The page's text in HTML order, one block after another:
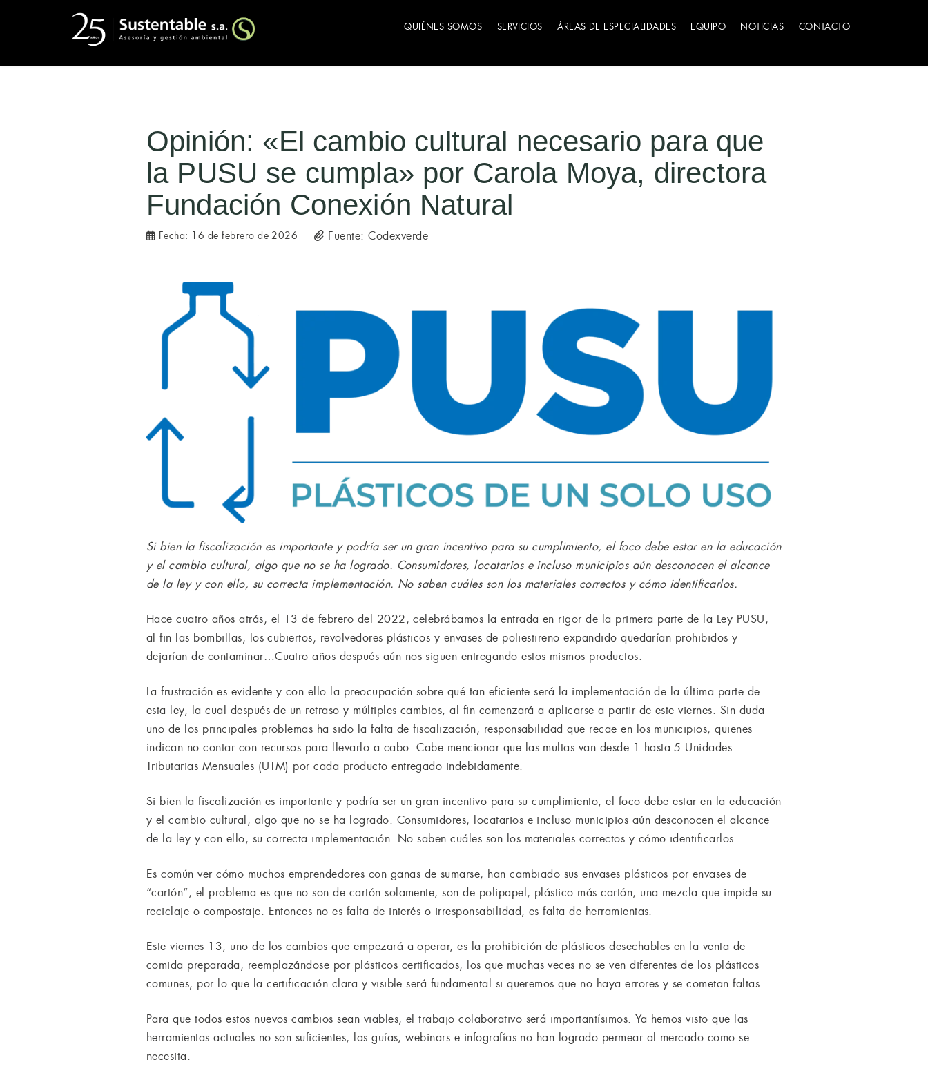
QUIÉNES SOMOS SERVICIOS ÁREAS DE ESPECIALIDADES EQUIPO NOTICIAS CONTACTO
Opinión: «El cambio cultural necesario para que
la PUSU se cumpla» por Carola Moya, directora
Fundación Conexión Natural
Fecha: 16 de febrero de 2026 Fuente: Codexverde
Si bien la fiscalización es importante y podría ser un gran incentivo para su cumplimiento, el foco debe estar en la educación
y el cambio cultural, algo que no se ha logrado. Consumidores, locatarios e incluso municipios aún desconocen el alcance
de la ley y con ello, su correcta implementación. No saben cuáles son los materiales correctos y cómo identificarlos.
Hace cuatro años atrás, el 13 de febrero del 2022, celebrábamos la entrada en rigor de la primera parte de la Ley PUSU,
al fin las bombillas, los cubiertos, revolvedores plásticos y envases de poliestireno expandido quedarían prohibidos y
dejarían de contaminar…Cuatro años después aún nos siguen entregando estos mismos productos.
La frustración es evidente y con ello la preocupación sobre qué tan eficiente será la implementación de la última parte de
esta ley, la cual después de un retraso y múltiples cambios, al fin comenzará a aplicarse a partir de este viernes. Sin duda
uno de los principales problemas ha sido la falta de fiscalización, responsabilidad que recae en los municipios, quienes
indican no contar con recursos para llevarlo a cabo. Cabe mencionar que las multas van desde 1 hasta 5 Unidades
Tributarias Mensuales (UTM) por cada producto entregado indebidamente.
Si bien la fiscalización es importante y podría ser un gran incentivo para su cumplimiento, el foco debe estar en la educación
y el cambio cultural, algo que no se ha logrado. Consumidores, locatarios e incluso municipios aún desconocen el alcance
de la ley y con ello, su correcta implementación. No saben cuáles son los materiales correctos y cómo identificarlos.
Es común ver cómo muchos emprendedores con ganas de sumarse, han cambiado sus envases plásticos por envases de
“cartón”, el problema es que no son de cartón solamente, son de polipapel, plástico más cartón, una mezcla que impide su
reciclaje o compostaje. Entonces no es falta de interés o irresponsabilidad, es falta de herramientas.
Este viernes 13, uno de los cambios que empezará a operar, es la prohibición de plásticos desechables en la venta de
comida preparada, reemplazándose por plásticos certificados, los que muchas veces no se ven diferentes de los plásticos
comunes, por lo que la certificación clara y visible será fundamental si queremos que no haya errores y se cometan faltas.
Para que todos estos nuevos cambios sean viables, el trabajo colaborativo será importantísimos. Ya hemos visto que las
herramientas actuales no son suficientes, las guías, webinars e infografías no han logrado permear al mercado como se
necesita.